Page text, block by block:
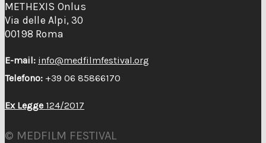
METHEXIS Onlus
Via delle Alpi, 30
00198 Roma
E-mail: info@medfilmfestival.org
Telefono: +39 06 85866170
Ex Legge 124/2017
© MEDFILM FESTIVAL